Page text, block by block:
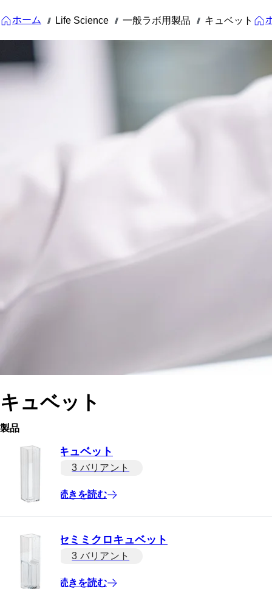
ホーム /// Life Science /// 一般ラボ用製品 /// キュベット
キュベット
製品
キュベット
3 バリアント
続きを読む
セミミクロキュベット
3 バリアント
続きを読む